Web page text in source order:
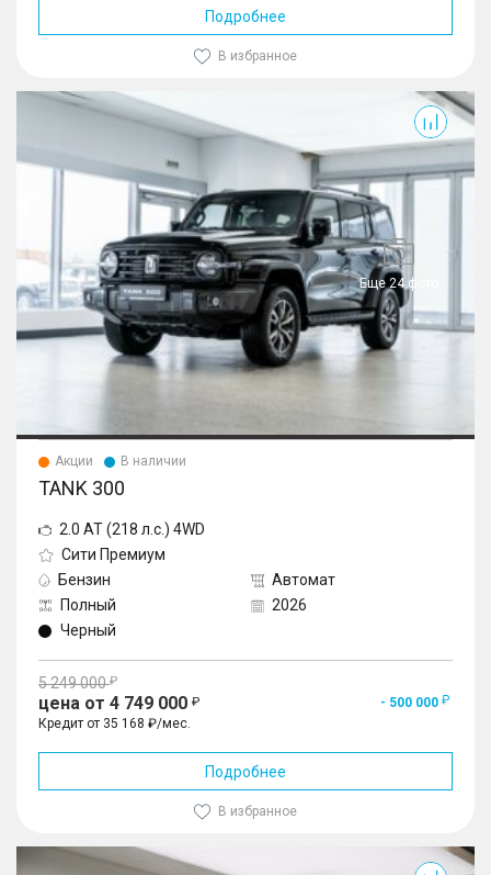
Подробнее
В избранное
Еще 24 фото
Акции В наличии
TANK 300
2.0 AT (218 л.с.) 4WD
Сити Премиум
Бензин
Автомат
Полный
2026
Черный
5 249 000
цена от 4 749 000
- 500 000
Кредит от 35 168 ₽/мес.
Подробнее
В избранное